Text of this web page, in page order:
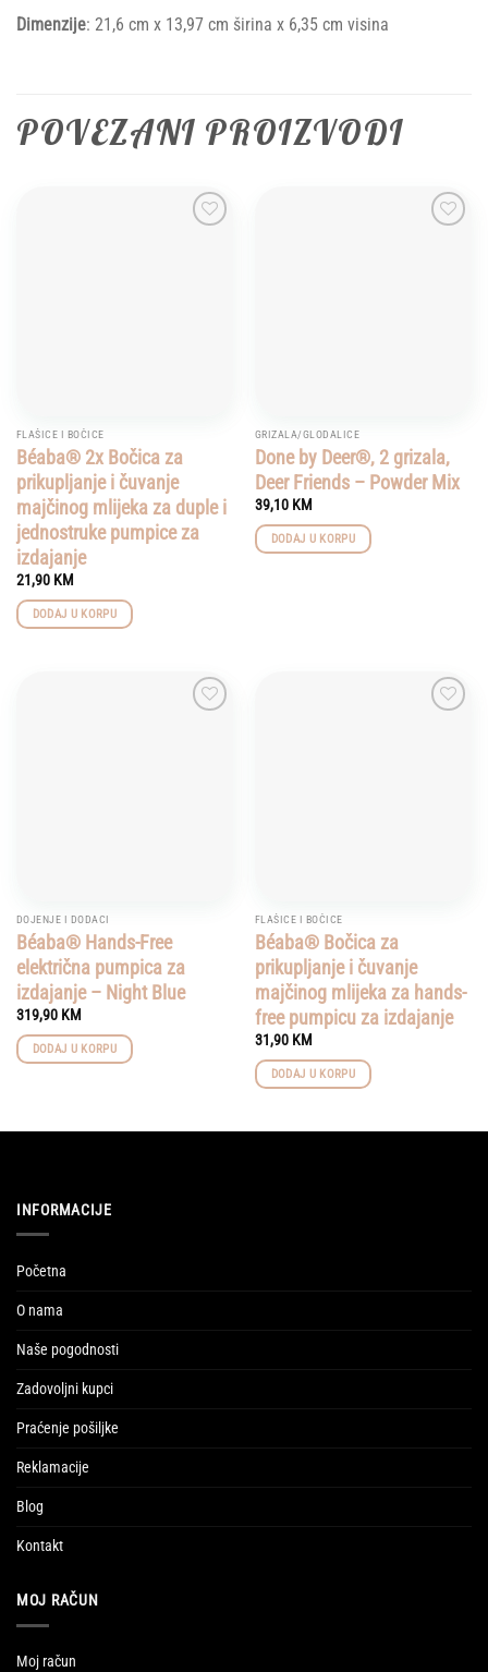
Dimenzije: 21,6 cm x 13,97 cm širina x 6,35 cm visina
POVEZANI PROIZVODI
FLAŠICE I BOČICE
Béaba® 2x Bočica za
prikupljanje i čuvanje
majčinog mlijeka za duple i
jednostruke pumpice za
izdajanje
21,90 KM
DODAJ U KORPU
GRIZALA/GLODALICE
Done by Deer®, 2 grizala,
Deer Friends – Powder Mix
39,10 KM
DODAJ U KORPU
DOJENJE I DODACI
Béaba® Hands-Free
električna pumpica za
izdajanje – Night Blue
319,90 KM
DODAJ U KORPU
FLAŠICE I BOČICE
Béaba® Bočica za
prikupljanje i čuvanje
majčinog mlijeka za hands-
free pumpicu za izdajanje
31,90 KM
DODAJ U KORPU
INFORMACIJE
Početna
O nama
Naše pogodnosti
Zadovoljni kupci
Praćenje pošiljke
Reklamacije
Blog
Kontakt
MOJ RAČUN
Moj račun